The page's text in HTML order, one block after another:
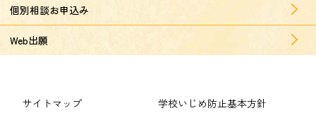
個別相談お申込み
Web出願
サイトマップ 学校いじめ防止基本方針